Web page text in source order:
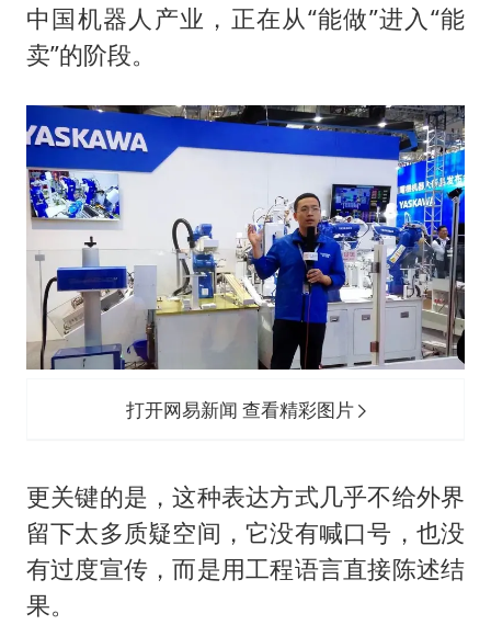
中国机器人产业，正在从“能做”进入“能
卖”的阶段。
打开网易新闻 查看精彩图片
更关键的是，这种表达方式几乎不给外界
留下太多质疑空间，它没有喊口号，也没
有过度宣传，而是用工程语言直接陈述结
果。